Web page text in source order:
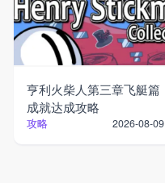
亨利火柴人第三章飞艇篇
成就达成攻略
攻略 2026-08-09